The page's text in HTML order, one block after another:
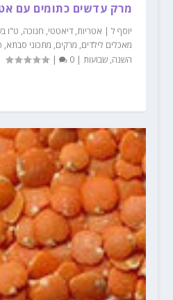
מרק עדשים כתומים עם
יוסף ל| אטריות, דיאטטי, חנוכה, ט"ו
מאכלים לילדים, מרקים, מתכוני סבתא,
השנה, שבועות|
0
|